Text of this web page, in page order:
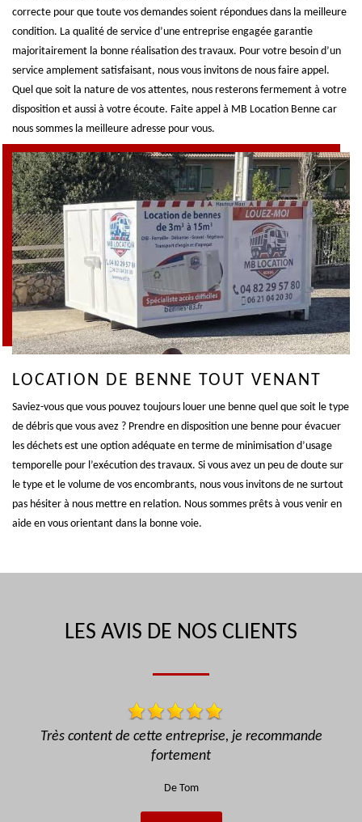
correcte pour que toute vos demandes soient répondues dans la meilleure
condition. La qualité de service d’une entreprise engagée garantie
majoritairement la bonne réalisation des travaux. Pour votre besoin d’un
service amplement satisfaisant, nous vous invitons de nous faire appel.
Quel que soit la nature de vos attentes, nous resterons fermement à votre
disposition et aussi à votre écoute. Faite appel à MB Location Benne car
nous sommes la meilleure adresse pour vous.
LOCATION DE BENNE TOUT VENANT
Saviez-vous que vous pouvez toujours louer une benne quel que soit le type
de débris que vous avez ? Prendre en disposition une benne pour évacuer
les déchets est une option adéquate en terme de minimisation d’usage
temporelle pour l’exécution des travaux. Si vous avez un peu de doute sur
le type et le volume de vos encombrants, nous vous invitons de ne surtout
pas hésiter à nous mettre en relation. Nous sommes prêts à vous venir en
aide en vous orientant dans la bonne voie.
LES AVIS DE NOS CLIENTS
Super loueur, sérieux, rapide, bonne
recommande fortement !!